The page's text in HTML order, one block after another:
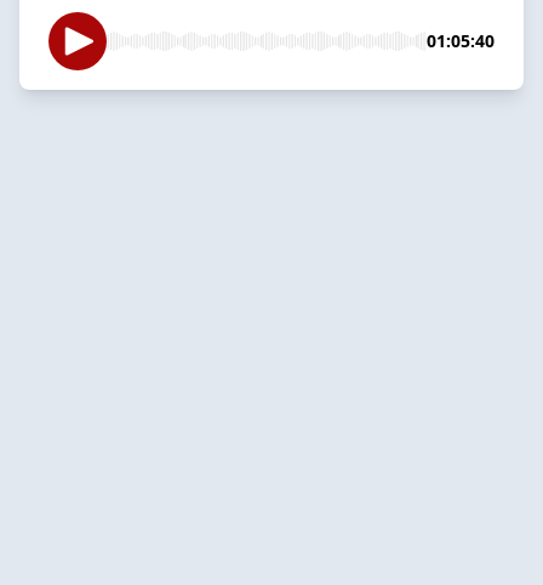
01:05:40